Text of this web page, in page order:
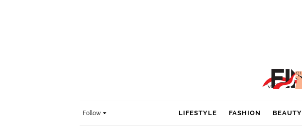
Follow LIFESTYLE FASHION BEAUTY